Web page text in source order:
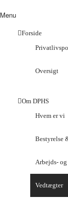
Menu
Forside
Oversigt
Om DPHS
Hvem er vi
Bestyrelse
Arbejds- og
Vedtægter